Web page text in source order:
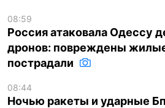
08:59
Россия атаковала Одессу
дронов: повреждены
пострадали
08:44
Ночью ракеты и ударные